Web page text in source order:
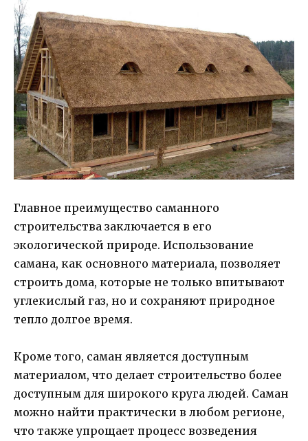
Главное преимущество саманного
строительства заключается в его
экологической природе. Использование
самана, как основного материала, позволяет
строить дома, которые не только впитывают
углекислый газ, но и сохраняют природное
тепло долгое время.
Кроме того, саман является доступным
материалом, что делает строительство более
доступным для широкого круга людей. Саман
можно найти практически в любом регионе,
что также упрощает процесс возведения